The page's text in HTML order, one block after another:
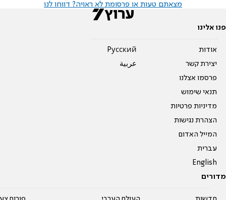
מצאתם טעות או פרסומת לא ראויה? דווחו לנו
פנו אלינו
אודות
יצירת קשר
פרסמו אצלנו
תנאי שימוש
מדיניות פרטיות
הצהרת נגישות
המייל האדום
עברית
English
Pусский
عربية
מדורים